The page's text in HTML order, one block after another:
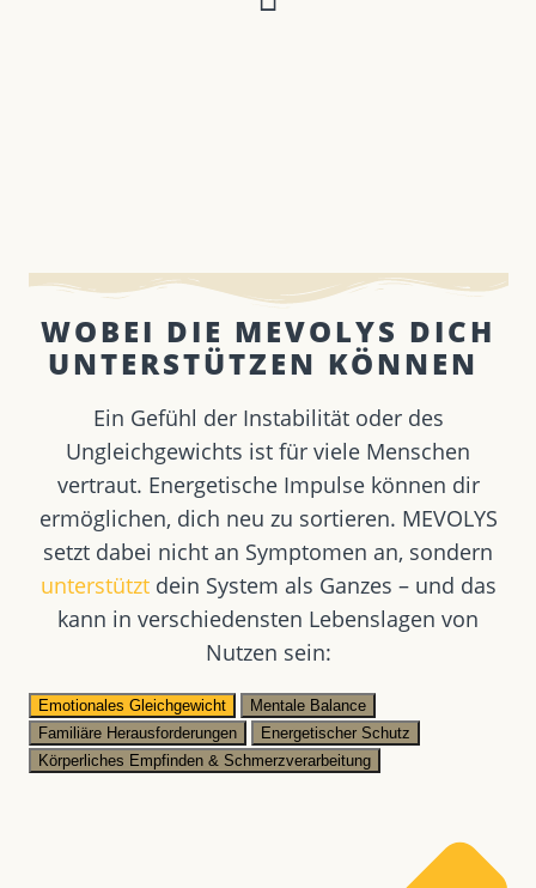
WOBEI DIE MEVOLYS DICH
UNTERSTÜTZEN KÖNNEN ​
Ein Gefühl der Instabilität oder des
Ungleichgewichts ist für viele Menschen
vertraut. Energetische Impulse können dir
ermöglichen, dich neu zu sortieren. MEVOLYS
setzt dabei nicht an Symptomen an, sondern
unterstütztdein System als Ganzes – und das
kann in verschiedensten Lebenslagen von
Nutzen sein:
Emotionales Gleichgewicht
Mentale Balance
Familiäre Herausforderungen
Energetischer Schutz
Körperliches Empfinden & Schmerzverarbeitung